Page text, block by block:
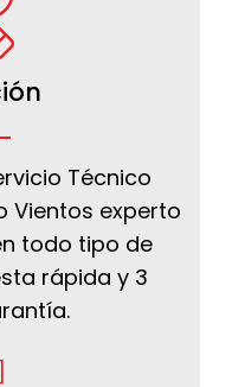
Técnico
Vientos experto
todo tipo de
rápida y 3